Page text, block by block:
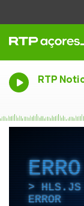
RTP
HLS.JS
ERROR